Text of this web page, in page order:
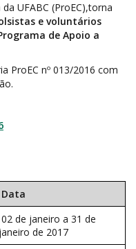
UFABC (ProEC),torna
e voluntários
de Apoio a
ProEC nº 013/2016 com
Data
02 de janeiro a 31 de
janeiro de 2017